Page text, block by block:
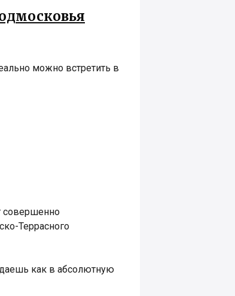
можно встретить в
совершенно
Террасного
как в абсолютную